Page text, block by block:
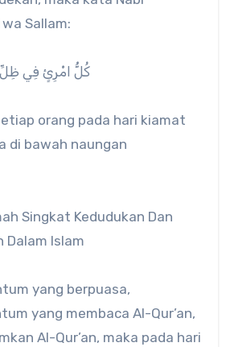
Sallam:
كُلُّ امْرِئٍ فِي ظِلِّ
orang pada hari kiamat
di bawah naungan
Singkat Kedudukan Dan
Dalam Islam
yang berpuasa,
yang membaca Al-Qur’an,
Al-Qur’an, maka pada hari